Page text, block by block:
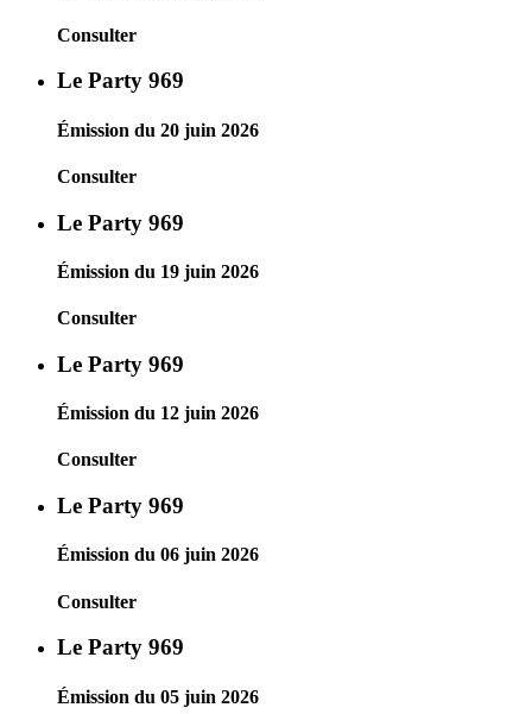
Consulter
Le Party 969
Émission du 20 juin 2026
Consulter
Le Party 969
Émission du 19 juin 2026
Consulter
Le Party 969
Émission du 12 juin 2026
Consulter
Le Party 969
Émission du 06 juin 2026
Consulter
Le Party 969
Émission du 05 juin 2026